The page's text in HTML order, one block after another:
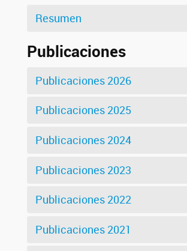
Resumen
Publicaciones
Publicaciones 2026
Publicaciones 2025
Publicaciones 2024
Publicaciones 2023
Publicaciones 2022
Publicaciones 2021